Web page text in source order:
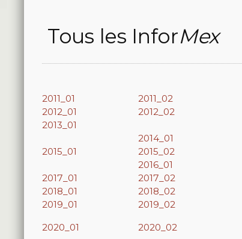
Tous les InforMex
2011_01 2011_02
2012_01
2012_02
2013_01
2014_01
2015_01
2015_02
2016_01
2017_01
2017_02
2018_01
2018_02
2019_01
2019_02
2020_01
2020_02